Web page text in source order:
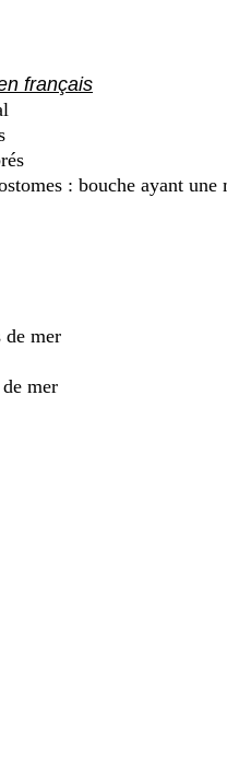
français
: bouche ayant une
mer
mer